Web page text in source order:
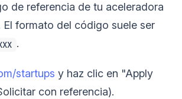
de referencia de tu aceleradora
El formato del código suele ser
.
startups y haz clic en "Apply
con referencia).